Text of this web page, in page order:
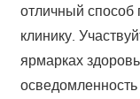
отличный способ
клинику.
ярмарках
осведомленность